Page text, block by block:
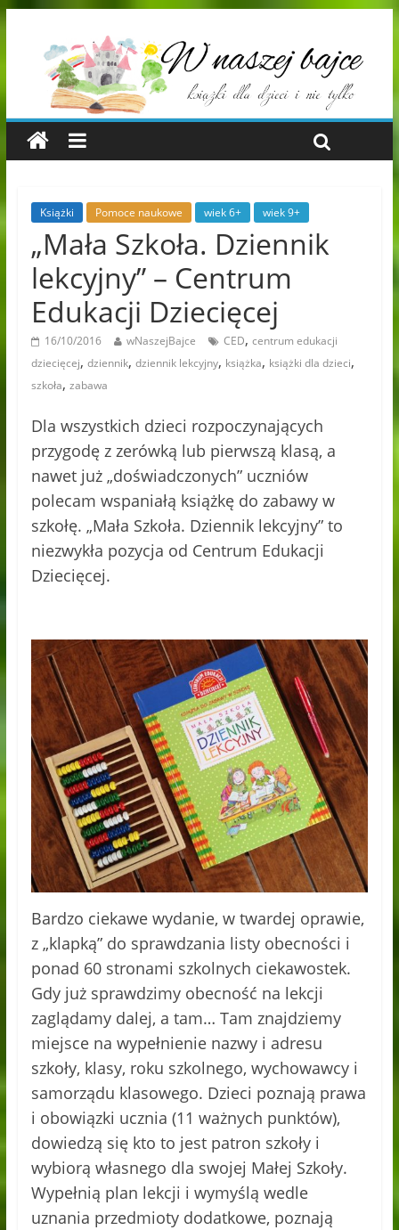
Książki Pomoce naukowe wiek 6+ wiek 9+
„Mała Szkoła. Dziennik
lekcyjny” – Centrum
Edukacji Dziecięcej
16/10/2016 wNaszejBajce CED, centrum edukacji
dziecięcej, dziennik, dziennik lekcyjny, książka, książki dla dzieci,
szkoła, zabawa
Dla wszystkich dzieci rozpoczynających
przygodę z zerówką lub pierwszą klasą, a
nawet już „doświadczonych” uczniów
polecam wspaniałą książkę do zabawy w
szkołę. „Mała Szkoła. Dziennik lekcyjny” to
niezwykła pozycja od Centrum Edukacji
Dziecięcej.
Bardzo ciekawe wydanie, w twardej oprawie,
z „klapką” do sprawdzania listy obecności i
ponad 60 stronami szkolnych ciekawostek.
Gdy już sprawdzimy obecność na lekcji
zaglądamy dalej, a tam… Tam znajdziemy
miejsce na wypełnienie nazwy i adresu
szkoły, klasy, roku szkolnego, wychowawcy i
samorządu klasowego. Dzieci poznają prawa
i obowiązki ucznia (11 ważnych punktów),
dowiedzą się kto to jest patron szkoły i
wybiorą własnego dla swojej Małej Szkoły.
Wypełnią plan lekcji i wymyślą wedle
uznania przedmioty dodatkowe, poznają